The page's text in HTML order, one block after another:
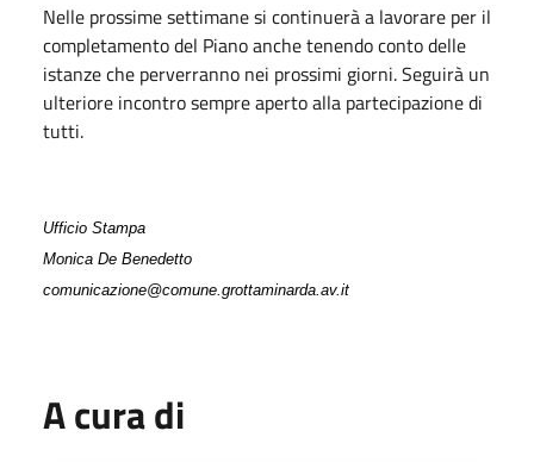
Nelle prossime settimane si continuerà a lavorare per il
completamento del Piano anche tenendo conto delle
istanze che perverranno nei prossimi giorni. Seguirà un
ulteriore incontro sempre aperto alla partecipazione di
tutti.
Ufficio Stampa
Monica De Benedetto
comunicazione@comune.grottaminarda.av.it
A cura di